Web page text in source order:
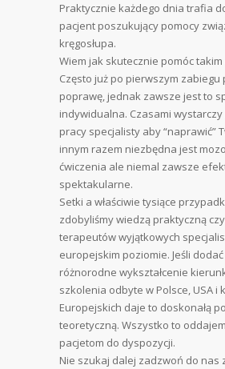
Praktycznie każdego dnia trafia
pacjent poszukujący pomocy
kręgosłupa.
Wiem jak skutecznie pomóc
Często już po pierwszym zabiegu
poprawę, jednak zawsze jest to
indywidualna. Czasami
pracy specjalisty aby “naprawić”
innym razem niezbędna jest
ćwiczenia ale niemal zawsze
spektakularne.
Setki a właściwie tysiące
zdobyliśmy wiedzą praktyczną
terapeutów wyjątkowych
europejskim poziomie. Jeśli
różnorodne wykształcenie
szkolenia odbyte w Polsce, USA i
Europejskich daje to doskonałą
teoretyczną. Wszystko to
pacjetom do dyspozycji.
Nie szukaj dalej zadzwoń do nas